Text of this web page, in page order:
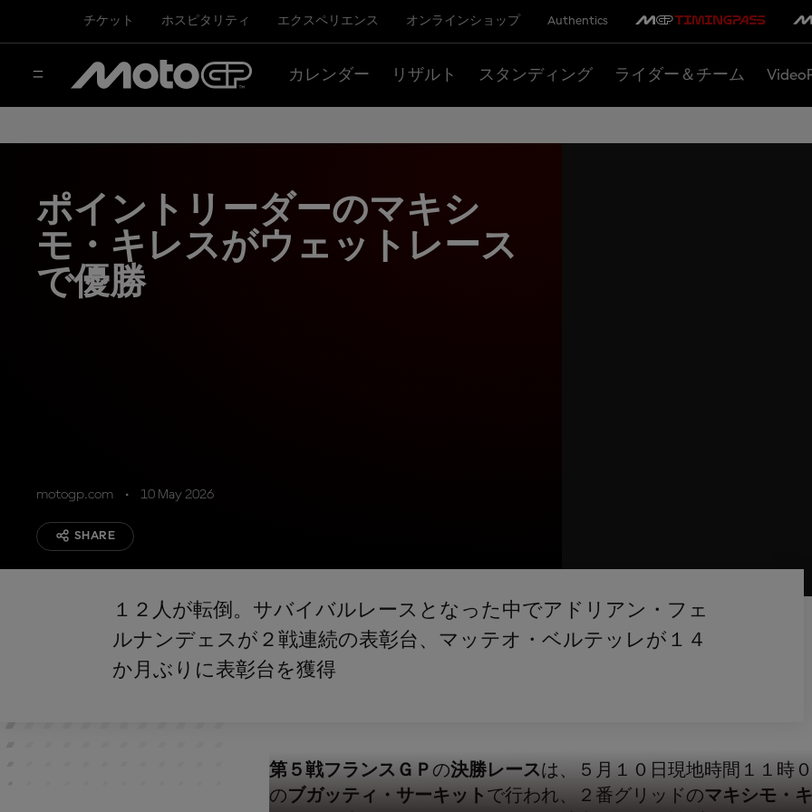
チケット ホスピタリティ エクスペリエンス オンラインショップ Authentics
カレンダー リザルト スタンディング ライダー＆チーム
ポイントリーダーのマキシ
モ・キレスがウェットレース
で優勝
motogp.com 10 May 2026
SHARE
１２人が転倒。サバイバルレースとなった中でアドリアン・フェ
ルナンデェスが２戦連続の表彰台、マッテオ・ベルテッレが１４
か月ぶりに表彰台を獲得
第５戦フランスＧＰ の決勝レースは、５月１０日現地時間１１時
のブガッティ・サーキット で行われ、２番グリッドのマキシモ・